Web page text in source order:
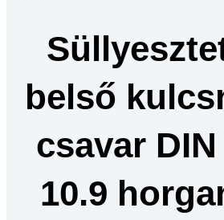
mennyiség
belső
csavar DIN
10.9